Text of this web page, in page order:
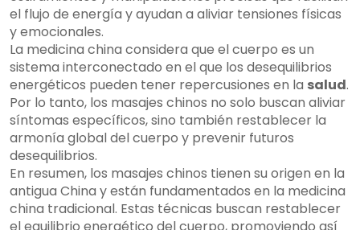
el flujo de energía y ayudan a aliviar tensiones físicas
y emocionales.
La medicina china considera que el cuerpo es un
sistema interconectado en el que los desequilibrios
energéticos pueden tener repercusiones en la salud.
Por lo tanto, los masajes chinos no solo buscan aliviar
síntomas específicos, sino también restablecer la
armonía global del cuerpo y prevenir futuros
desequilibrios.
En resumen, los masajes chinos tienen su origen en la
antigua China y están fundamentados en la medicina
china tradicional. Estas técnicas buscan restablecer